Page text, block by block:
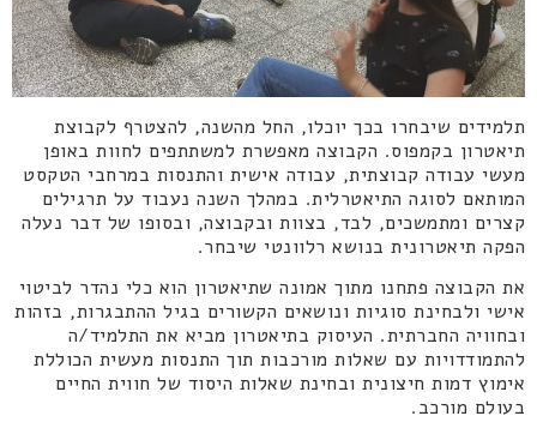
תלמידים שיבחרו בכך יוכלו, החל מהשנה, להצטרף לקבוצת
תיאטרון בקמפוס. הקבוצה מאפשרת למשתתפים לחוות באופן
מעשי עבודה קבוצתית, עבודה אישית והתנסות במרחבי הטקסט
המותאם לסוגה התיאטרלית. במהלך השנה נעבוד על תרגילים
קצרים ומתמשכים, לבד, בצוות ובקבוצה, ובסופו של דבר נעלה
הפקה תיאטרונית בנושא רלוונטי שיבחר.
את הקבוצה פתחנו מתוך אמונה שתיאטרון הוא כלי נהדר לביטוי
אישי ולבחינת סוגיות ונושאים הקשורים בגיל ההתבגרות, בזהות
ובחוויה החברתית. העיסוק בתיאטרון מביא את התלמיד/ה
להתמודדויות עם שאלות מורכבות תוך התנסות מעשית הכוללת
אימוץ דמות חיצונית ובחינת שאלות היסוד של חווית החיים
בעולם מורכב.